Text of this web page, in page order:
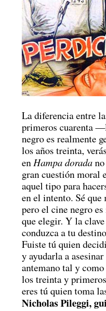
La diferencia entre
primeros cuarenta
negro es realmente
los años treinta,
enHampa dorada
gran cuestión moral
aquel tipo para
en el intento. Sé que
pero el cine negro
que elegir. Y la
conduzca a tu
Fuiste tú quien
y ayudarla a
antemano tal y
los treinta y
eres tú quien toma
Nicholas Pileggi,